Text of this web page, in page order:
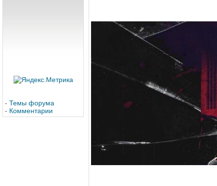
- Темы форума
- Комментарии